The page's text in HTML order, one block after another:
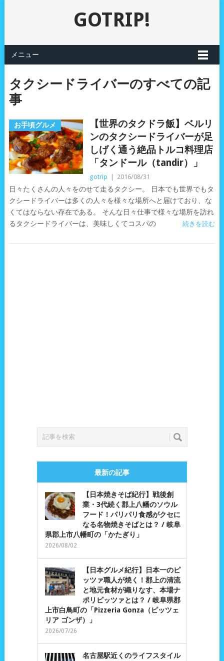
GOTRIP!
メニュー
タクシードライバーのすべての記
事
お手頃グルメ
【世界のタクドラ飯】ベルリ
ンのタクシードライバーが足
しげく通う絶品トルコ料理店
「タンドール（tandir）」
gotrip 2016/08/31
日々たくさんの人々をのせて走るタクシー。 日本でも世界でもタ
クシードライバーは多くの人々を様々な場所へと届けており、な
くてはならない存在である。 そんな日々仕事で様々な場所を訪れ
るタクシードライバーは、美味しくてコスパの
続きを読む
最新の記事
【日本焼きそば紀行】戦後創
業・3代続く郡上八幡のソウル
フード！パリパリ食感がクセに
なる名物焼きそばとは？ / 岐阜
県郡上市八幡町の「かたぎり」
2026/08/02
【日本グルメ紀行】日本一のピ
ッツァ職人が焼く！郡上の清流
と地元食材が織りなす、本場ナ
ポリピッツァとは？ / 岐阜県郡
上市白鳥町の「Pizzeria Gonza（ピッツェ
リア ゴンザ）」
2026/07/26
名古屋駅近くのライフスタイル